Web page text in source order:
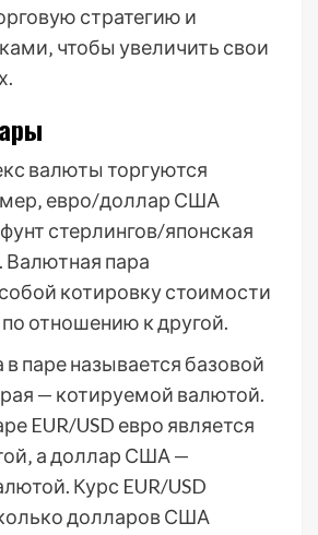
стратегию и
чтобы увеличить свои
валюты торгуются
евро/доллар США
стерлингов/японская
Валютная пара
котировку стоимости
отношению к другой.
паре называется базовой
— котируемой валютой.
EUR/USD евро является
а доллар США —
Курс EUR/USD
долларов США